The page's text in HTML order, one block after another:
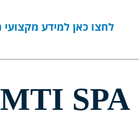
לחצו כאן למידע מקצועי
MTI SPA